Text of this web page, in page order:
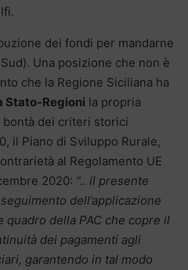
dei fondi per mandarne
Una posizione che non è
che la Regione Siciliana ha
Stato-Regioni la propria
dei criteri storici
il Piano di Sviluppo Rurale,
al Regolamento UE
2020: “.. il presente
dell’applicazione
quadro della PAC che copre il
dei pagamenti agli
garantendo in tal modo